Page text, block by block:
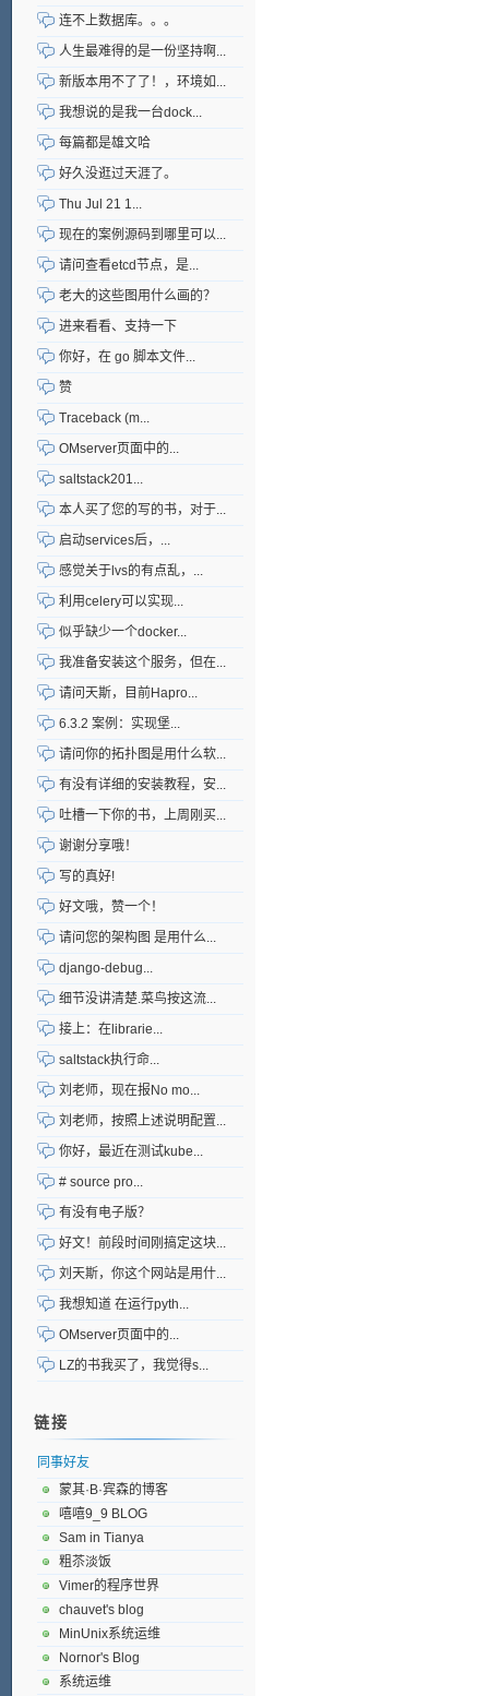
连不上数据库。。。
人生最难得的是一份坚持啊...
新版本用不了了！，环境如...
我想说的是我一台dock...
每篇都是雄文哈
好久没逛过天涯了。
Thu Jul 21 1...
现在的案例源码到哪里可以...
请问查看etcd节点，是...
老大的这些图用什么画的？
进来看看、支持一下
你好，在 go 脚本文件...
赞
Traceback (m...
OMserver页面中的...
saltstack201...
本人买了您的写的书，对于...
启动services后，...
感觉关于lvs的有点乱，...
利用celery可以实现...
似乎缺少一个docker...
我准备安装这个服务，但在...
请问天斯，目前Hapro...
6.3.2 案例：实现堡...
请问你的拓扑图是用什么软...
有没有详细的安装教程，安...
吐槽一下你的书，上周刚买...
谢谢分享哦！
写的真好!
好文哦，赞一个！
请问您的架构图 是用什么...
django-debug...
细节没讲清楚.菜鸟按这流...
接上：在librarie...
saltstack执行命...
刘老师，现在报No mo...
刘老师，按照上述说明配置...
你好，最近在测试kube...
# source pro...
有没有电子版？
好文！前段时间刚搞定这块...
刘天斯，你这个网站是用什...
我想知道 在运行pyth...
OMserver页面中的...
LZ的书我买了，我觉得s...
链接
同事好友
蒙其·B·宾森的博客
嘻嘻9_9 BLOG
Sam in Tianya
粗苶淡饭
Vimer的程序世界
chauvet's blog
MinUnix系统运维
Nornor's Blog
系统运维